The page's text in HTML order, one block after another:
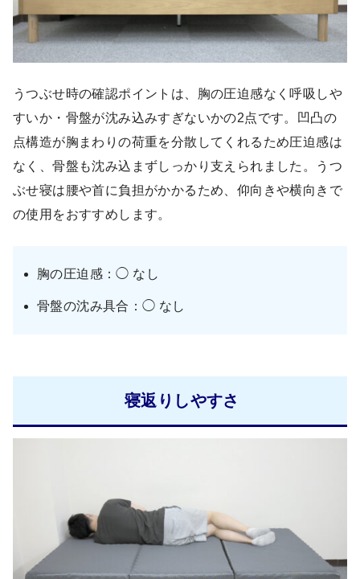
うつぶせ時の確認ポイントは、胸の圧迫感なく呼吸しや
すいか・骨盤が沈み込みすぎないかの2点です。凹凸の
点構造が胸まわりの荷重を分散してくれるため圧迫感は
なく、骨盤も沈み込まずしっかり支えられました。うつ
ぶせ寝は腰や首に負担がかかるため、仰向きや横向きで
の使用をおすすめします。
胸の圧迫感：◯ なし
骨盤の沈み具合：◯ なし
寝返りしやすさ